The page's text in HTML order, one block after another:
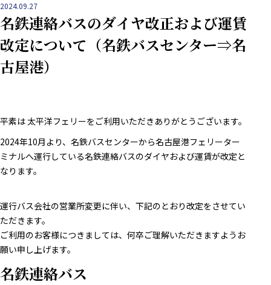
2024.09.27
名鉄連絡バスのダイヤ改正および運賃
改定について（名鉄バスセンター⇒名
古屋港）
平素は 太平洋フェリーをご利用いただきありがとうございます。
2024年10月より、名鉄バスセンターから名古屋港フェリーター
ミナルへ運行している名鉄連絡バスのダイヤおよび運賃が改定と
なります。
運行バス会社の営業所変更に伴い、下記のとおり改定をさせてい
ただきます。
ご利用のお客様につきましては、何卒ご理解いただきますようお
願い申し上げます。
名鉄連絡バス